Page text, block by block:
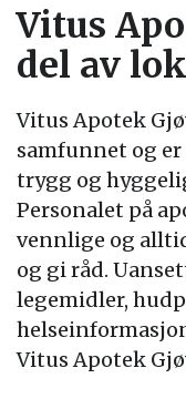
Vitus
del av
Vitus Apotek
samfunnet og
trygg og
Personalet på
vennlige og
og gi råd.
legemidler,
Vitus Apotek